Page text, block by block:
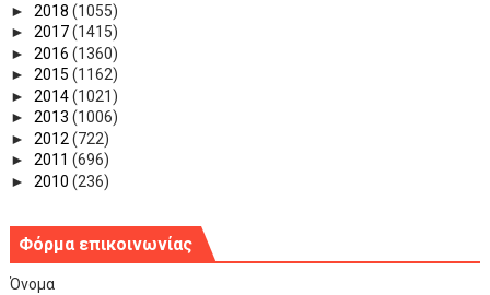
► 2018 (1055)
► 2017(1415)
► 2016 (1360)
► 2015 (1162)
► 2014(1021)
► 2013 (1006)
► 2012 (722)
► 2011 (696)
► 2010 (236)
Φόρμα επικοινωνίας
Όνομα